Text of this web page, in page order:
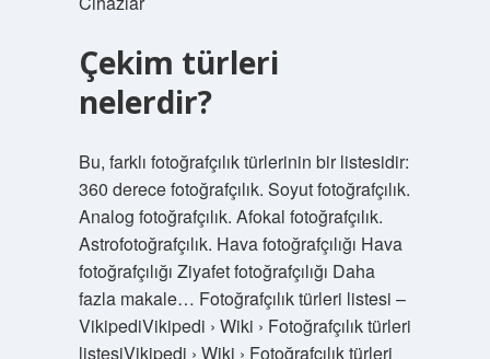
Çekim türleri
nelerdir?
Bu, farklı fotoğrafçılık türlerinin bir listesidir:
360 derece fotoğrafçılık. Soyut fotoğrafçılık.
Analog fotoğrafçılık. Afokal fotoğrafçılık.
Astrofotoğrafçılık. Hava fotoğrafçılığı Hava
fotoğrafçılığı Ziyafet fotoğrafçılığı Daha
fazla makale… Fotoğrafçılık türleri listesi –
VikipediVikipedi › Wiki › Fotoğrafçılık türleri
listesiVikipedi › Wiki › Fotoğrafçılık türleri